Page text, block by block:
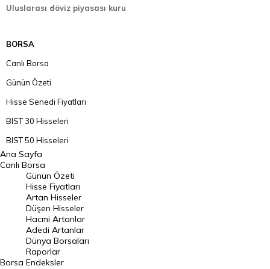
Uluslarası döviz piyasası kuru
BORSA
Canlı Borsa
Günün Özeti
Hisse Senedi Fiyatları
BIST 30 Hisseleri
BIST 50 Hisseleri
BIST 100 Hisseleri
En Çok Artan Hisseler
En Çok Düşen Hisseler
Hacmi Artanlar
Geçmiş Kapanışlar
Dünya Borsaları
Ana Sayfa
Canlı Borsa
Borsa
Günün Özeti
Hisse Fiyatları
Artan Hisseler
Düşen Hisseler
Hacmi Artanlar
Adedi Artanlar
Dünya Borsaları
Raporlar
Endeksler